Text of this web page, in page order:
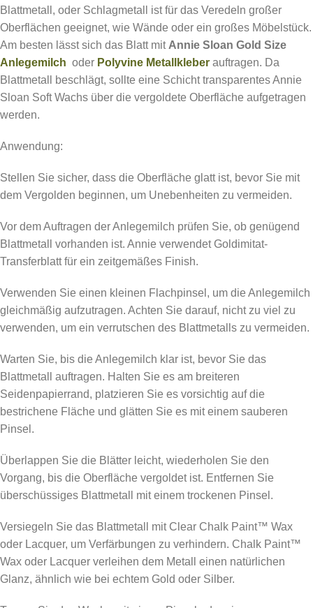
Blattmetall, oder Schlagmetall ist für das Veredeln großer
Oberflächen geeignet, wie Wände oder ein großes Möbelstück.
Am besten lässt sich das Blatt mit Annie Sloan Gold Size
Anlegemilch oder Polyvine Metallkleber auftragen. Da
Blattmetall beschlägt, sollte eine Schicht transparentes Annie
Sloan Soft Wachs über die vergoldete Oberfläche aufgetragen
werden.
Anwendung:
Stellen Sie sicher, dass die Oberfläche glatt ist, bevor Sie mit
dem Vergolden beginnen, um Unebenheiten zu vermeiden.
Vor dem Auftragen der Anlegemilch prüfen Sie, ob genügend
Blattmetall vorhanden ist. Annie verwendet Goldimitat-
Transferblatt für ein zeitgemäßes Finish.
Verwenden Sie einen kleinen Flachpinsel, um die Anlegemilch
gleichmäßig aufzutragen. Achten Sie darauf, nicht zu viel zu
verwenden, um ein verrutschen des Blattmetalls zu vermeiden.
Warten Sie, bis die Anlegemilch klar ist, bevor Sie das
Blattmetall auftragen. Halten Sie es am breiteren
Seidenpapierrand, platzieren Sie es vorsichtig auf die
bestrichene Fläche und glätten Sie es mit einem sauberen
Pinsel.
Überlappen Sie die Blätter leicht, wiederholen Sie den
Vorgang, bis die Oberfläche vergoldet ist. Entfernen Sie
überschüssiges Blattmetall mit einem trockenen Pinsel.
Versiegeln Sie das Blattmetall mit Clear Chalk Paint™ Wax
oder Lacquer, um Verfärbungen zu verhindern. Chalk Paint™
Wax oder Lacquer verleihen dem Metall einen natürlichen
Glanz, ähnlich wie bei echtem Gold oder Silber.